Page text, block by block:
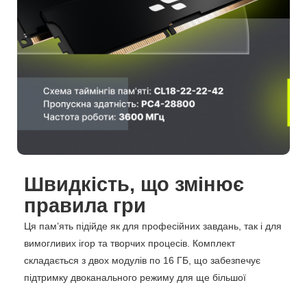
Швидкість, що змінює
правила гри
Ця пам’ять підійде як для професійних завдань, так і для
вимогливих ігор та творчих процесів. Комплект
складається з двох модулів по 16 ГБ, що забезпечує
підтримку двоканального режиму для ще більшої